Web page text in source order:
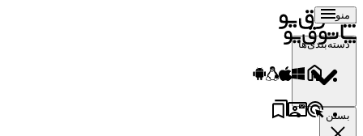
منو
دسته‌بندی‌ها
بستن